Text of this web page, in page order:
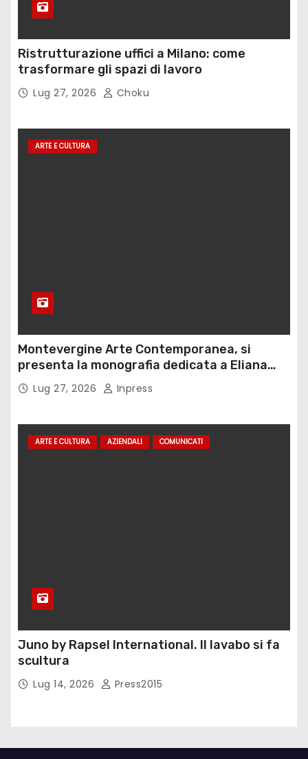
Ristrutturazione uffici a Milano: come
trasformare gli spazi di lavoro
Lug 27, 2026 Choku
ARTE E CULTURA
Montevergine Arte Contemporanea, si
presenta la monografia dedicata a Eliana
Adorno
Lug 27, 2026 Inpress
ARTE E CULTURA AZIENDALI COMUNICATI
Juno by Rapsel International. Il lavabo si fa
scultura
Lug 14, 2026 Press2015